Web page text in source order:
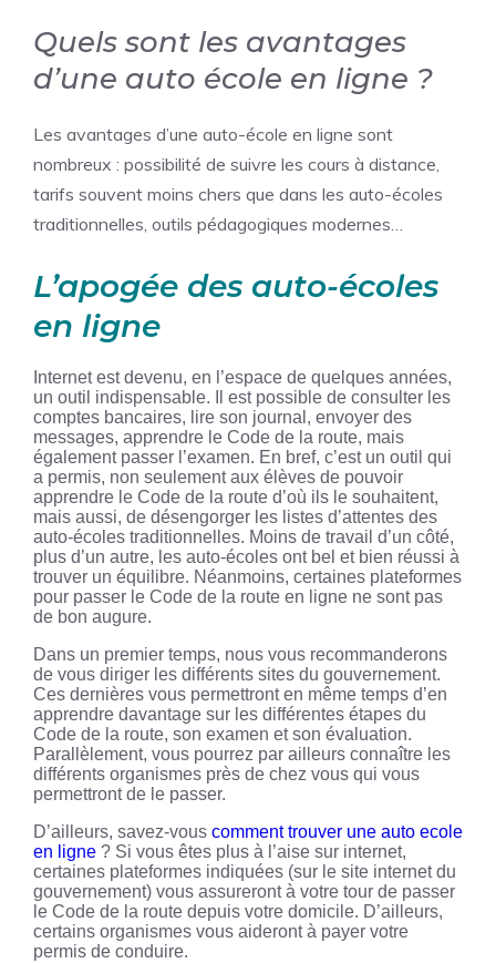
Quels sont les avantages
d’une auto école en ligne ?
Les avantages d’une auto-école en ligne sont
nombreux : possibilité de suivre les cours à distance,
tarifs souvent moins chers que dans les auto-écoles
traditionnelles, outils pédagogiques modernes…
L’apogée des auto-écoles
en ligne
Internet est devenu, en l’espace de quelques années,
un outil indispensable. Il est possible de consulter les
comptes bancaires, lire son journal, envoyer des
messages, apprendre le Code de la route, mais
également passer l’examen. En bref, c’est un outil qui
a permis, non seulement aux élèves de pouvoir
apprendre le Code de la route d’où ils le souhaitent,
mais aussi, de désengorger les listes d’attentes des
auto-écoles traditionnelles. Moins de travail d’un côté,
plus d’un autre, les auto-écoles ont bel et bien réussi à
trouver un équilibre. Néanmoins, certaines plateformes
pour passer le Code de la route en ligne ne sont pas
de bon augure.
Dans un premier temps, nous vous recommanderons
de vous diriger les différents sites du gouvernement.
Ces dernières vous permettront en même temps d’en
apprendre davantage sur les différentes étapes du
Code de la route, son examen et son évaluation.
Parallèlement, vous pourrez par ailleurs connaître les
différents organismes près de chez vous qui vous
permettront de le passer.
D’ailleurs, savez-vous comment trouver une auto ecole
en ligne ? Si vous êtes plus à l’aise sur internet,
certaines plateformes indiquées (sur le site internet du
gouvernement) vous assureront à votre tour de passer
le Code de la route depuis votre domicile. D’ailleurs,
certains organismes vous aideront à payer votre
permis de conduire.